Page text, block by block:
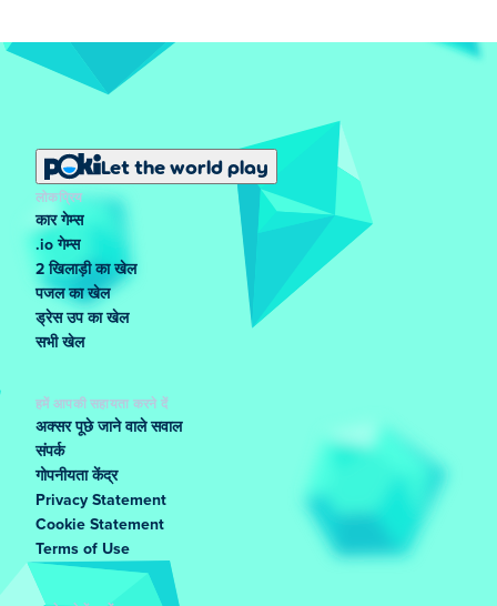
Let the world play
लोकप्रिय
कार गेम्स
.io गेम्स
2 खिलाड़ी का खेल
पजल का खेल
ड्रेस उप का खेल
सभी खेल
हमें आपकी सहायता करने दें
अक्सर पूछे जाने वाले सवाल
संपर्क
गोपनीयता केंद्र
Privacy Statement
Cookie Statement
Terms of Use